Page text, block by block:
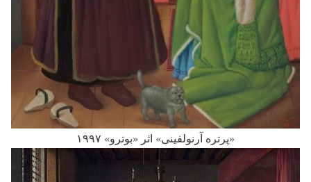
«پرتره آرنولفینی» اثر «بوترو» ۱۹۹۷